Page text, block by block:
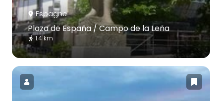
Espagne
Plaza de España / Campo de la Leña
1.4 km